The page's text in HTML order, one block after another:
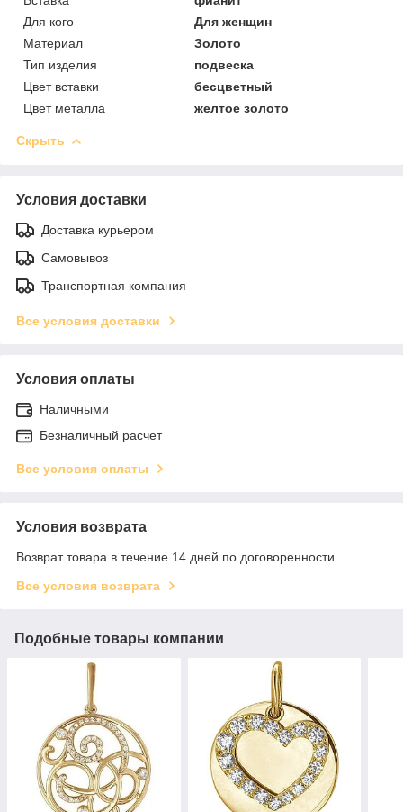
Для кого
Для женщин
Материал
Золото
Тип изделия
подвеска
Цвет вставки
бесцветный
Цвет металла
желтое золото
Скрыть
Условия доставки
Доставка курьером
Самовывоз
Транспортная компания
Все условия доставки
Условия оплаты
Наличными
Безналичный расчет
Все условия оплаты
Условия возврата
Возврат товара в течение 14 дней по договоренности
Все условия возврата
Подобные товары компании